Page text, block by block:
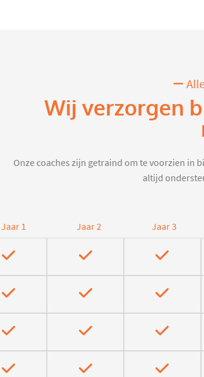
Wij verzorgen
Onze coaches zijn getraind om te voorzien in
altijd
Jaar 1 Jaar 2 Jaar 3